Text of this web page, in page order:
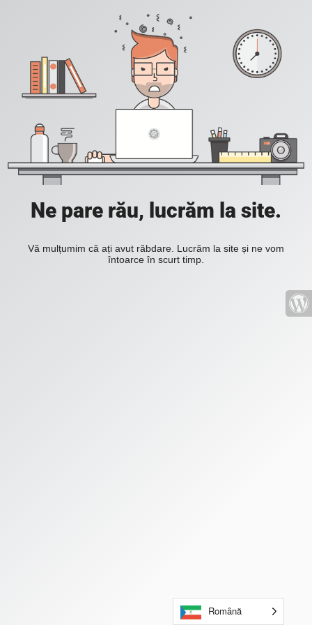
Ne pare rău, lucrăm la site.
Vă mulțumim că ați avut răbdare. Lucrăm la site și ne vom
întoarce în scurt timp.
Română